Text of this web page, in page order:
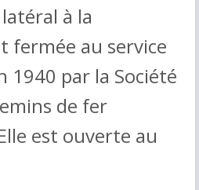
à la
fermée au service
1940 par la Société
de fer
est ouverte au